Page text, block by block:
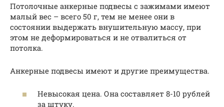
Потолочные анкерные подвесы с зажимами имеют
малый вес – всего 50 г, тем не менее они в
состоянии выдержать внушительную массу, при
этом не деформироваться и не отвалиться от
потолка.
Анкерные подвесы имеют и другие преимущества.
Невысокая цена. Она составляет 8-10 рублей
за штуку.